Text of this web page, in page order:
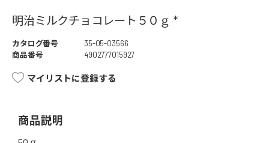
明治ミルクチョコレート５０ｇ *
カタログ番号
35-05-03566
商品番号
4902777015927
マイリストに登録する
商品説明